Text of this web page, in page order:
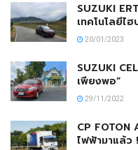
SUZUKI
เทคโนโลยีไ
20/01/2023
SUZUKI
เพียงพอ”
29/11/2022
CP
ไฟฟ้ามาแล้ว